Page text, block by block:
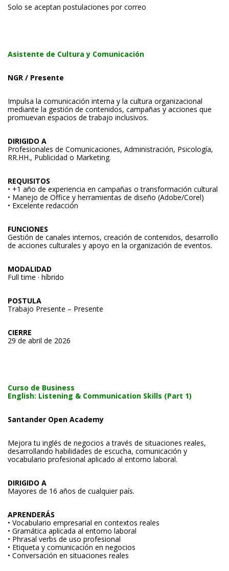
Solo se aceptan postulaciones por correo
Asistente de Cultura y Comunicación
NGR / Presente
Impulsa la comunicación interna y la cultura organizacional
mediante la gestión de contenidos, campañas y acciones que
promuevan espacios de trabajo inclusivos.
DIRIGIDO A
Profesionales de Comunicaciones, Administración, Psicología,
RR.HH., Publicidad o Marketing.
REQUISITOS
• +1 año de experiencia en campañas o transformación cultural
• Manejo de Office y herramientas de diseño (Adobe/Corel)
• Excelente redacción
FUNCIONES
Gestión de canales internos, creación de contenidos, desarrollo
de acciones culturales y apoyo en la organización de eventos.
MODALIDAD
Full time · híbrido
POSTULA
Trabajo Presente – Presente
CIERRE
29 de abril de 2026
Curso de Business
English: Listening & Communication Skills (Part 1)
Santander Open Academy
Mejora tu inglés de negocios a través de situaciones reales,
desarrollando habilidades de escucha, comunicación y
vocabulario profesional aplicado al entorno laboral.
DIRIGIDO A
Mayores de 16 años de cualquier país.
APRENDERÁS
• Vocabulario empresarial en contextos reales
• Gramática aplicada al entorno laboral
• Phrasal verbs de uso profesional
• Etiqueta y comunicación en negocios
• Conversación en situaciones reales